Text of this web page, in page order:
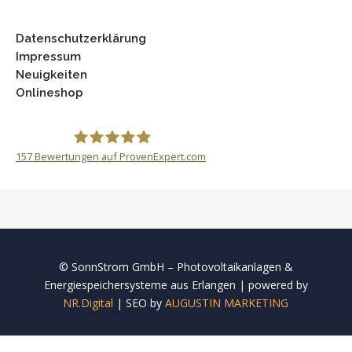
Datenschutzerklärung
Impressum
Neuigkeiten
Onlineshop
157Bewertungen auf ProvenExpert.com
© SonnStrom GmbH – Photovoltaikanlagen &
Energiespeichersysteme aus Erlangen | powered by
NR.Digital | SEO by AUGUSTIN MARKETING